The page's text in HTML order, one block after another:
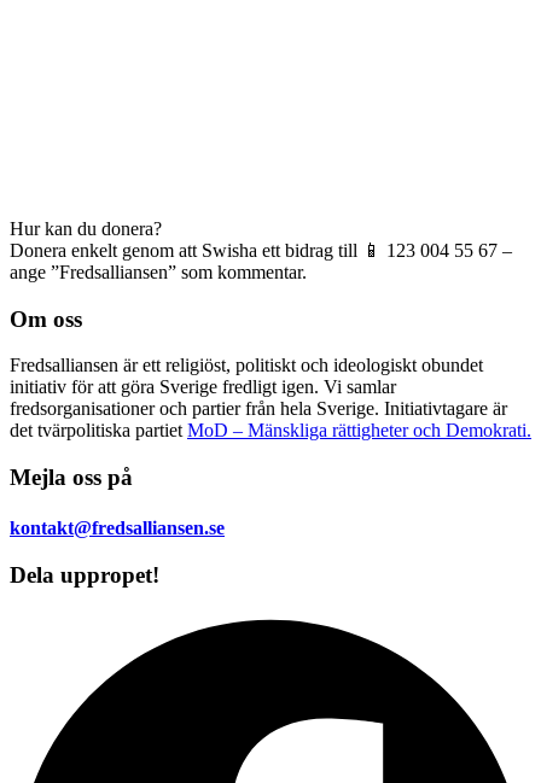
Hur kan du donera?
Donera enkelt genom att Swisha ett bidrag till 📱 123 004 55 67 –
ange ”Fredsalliansen” som kommentar.
Om oss
Fredsalliansen är ett religiöst, politiskt och ideologiskt obundet
initiativ för att göra Sverige fredligt igen. Vi samlar
fredsorganisationer och partier från hela Sverige. Initiativtagare är
det tvärpolitiska partiet MoD – Mänskliga rättigheter och Demokrati.
Mejla oss på
kontakt@fredsalliansen.se
Dela uppropet!